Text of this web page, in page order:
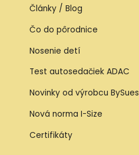
Články / Blog
Čo do pôrodnice
Nosenie detí
Test autosedačiek ADAC
Novinky od výrobcu BySues
Nová norma I-Size
Certifikáty